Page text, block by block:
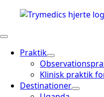
Praktik
Klinisk praktik
Destinationer